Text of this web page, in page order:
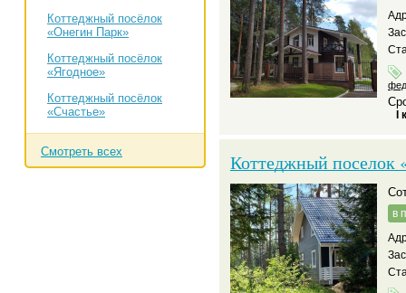
Коттеджный посёлок
«Онегин Парк»
Коттеджный посёлок
«Ягодное»
Коттеджный посёлок
«Счастье»
Смотреть всех
I
Коттеджный поселок
в